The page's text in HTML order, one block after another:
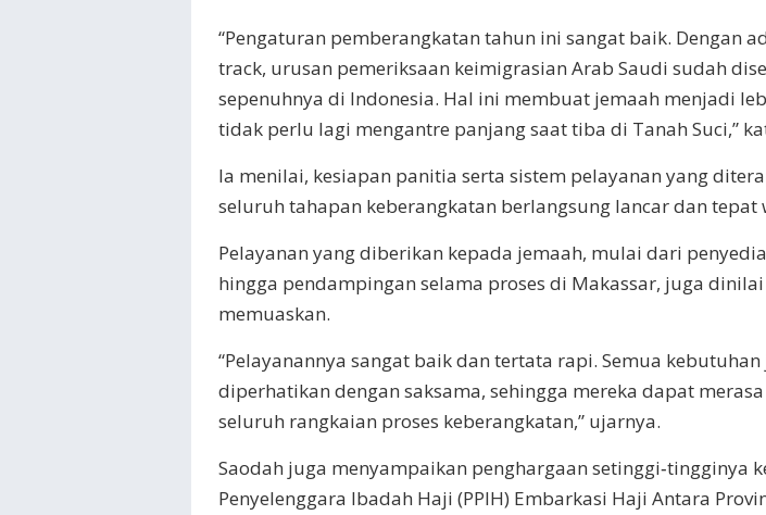
“Pengaturan pemberangkatan tahun ini sangat baik. Dengan
track, urusan pemeriksaan keimigrasian Arab Saudi sudah
sepenuhnya di Indonesia. Hal ini membuat jemaah menjadi
tidak perlu lagi mengantre panjang saat tiba di Tanah Suci,”
Ia menilai, kesiapan panitia serta sistem pelayanan yang
seluruh tahapan keberangkatan berlangsung lancar dan tepat
Pelayanan yang diberikan kepada jemaah, mulai dari
hingga pendampingan selama proses di Makassar, juga
memuaskan.
“Pelayanannya sangat baik dan tertata rapi. Semua kebutuhan
diperhatikan dengan saksama, sehingga mereka dapat
seluruh rangkaian proses keberangkatan,” ujarnya.
Saodah juga menyampaikan penghargaan setinggi‑tingginya
Penyelenggara Ibadah Haji (PPIH) Embarkasi Haji Antara